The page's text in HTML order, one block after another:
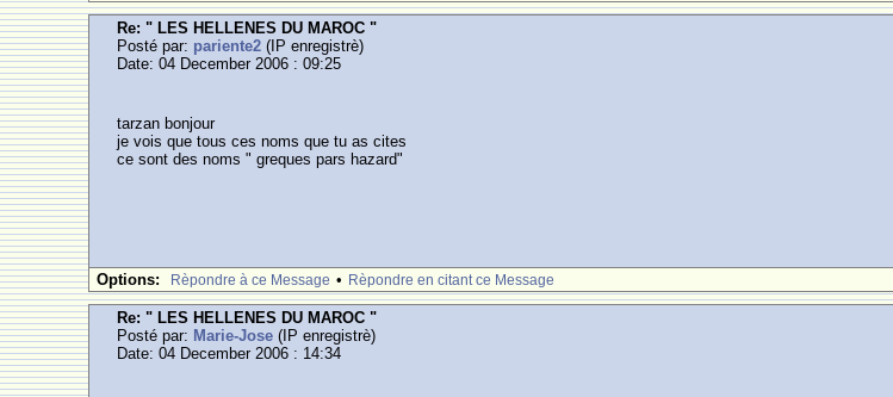
Re: " LES HELLENES DU MAROC "
Posté par: pariente2 (IP enregistrè)
Date: 04 December 2006 : 09:25
tarzan bonjour
je vois que tous ces noms que tu as cites
ce sont des noms " greques pars hazard"
Options: Rèpondre à ce Message • Rèpondre en citant ce Message
Re: " LES HELLENES DU MAROC "
Posté par: Marie-Jose (IP enregistrè)
Date: 04 December 2006 : 14:34